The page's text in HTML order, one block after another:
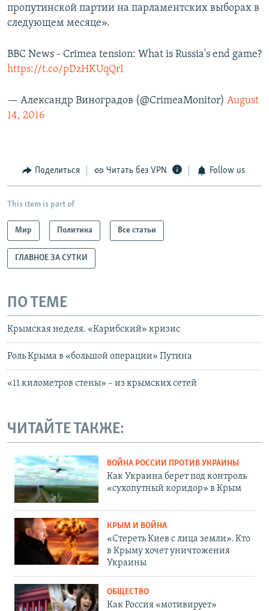
пропутинской партии на парламентских выборах в
следующем месяце».
BBC News - Crimea tension: What is Russia's end game?
https://t.co/pDzHKUqQrI
— Александр Виноградов (@CrimeaMonitor) August
14, 2016
Поделиться Читать без VPN Follow us
This item is part of
Мир Политика Все статьи
ГЛАВНОЕ ЗА СУТКИ
ПО ТЕМЕ
Крымская неделя. «Карибский» кризис
Роль Крыма в «большой операции» Путина
«11 километров стены» – из крымских сетей
ЧИТАЙТЕ ТАКЖЕ:
ВОЙНА РОССИИ ПРОТИВ УКРАИНЫ
Как Украина берет под контроль
«сухопутный коридор» в Крым
КРЫМ И ВОЙНА
«Стереть Киев с лица земли». Кто
в Крыму хочет уничтожения
Украины
ОБЩЕСТВО
Как Россия «мотивирует»